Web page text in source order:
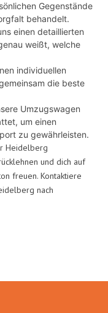
Gegenstände
behandelt.
einen detaillierten
weißt, welche
individuellen
die beste
Umzugswagen
um einen
zu gewährleisten.
Heidelberg
und dich auf
freuen. Kontaktiere
nach